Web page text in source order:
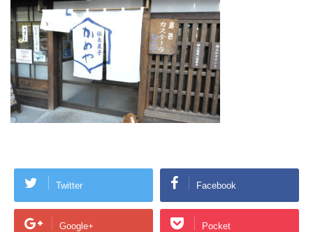
Twitter Facebook
Google+ Pocket